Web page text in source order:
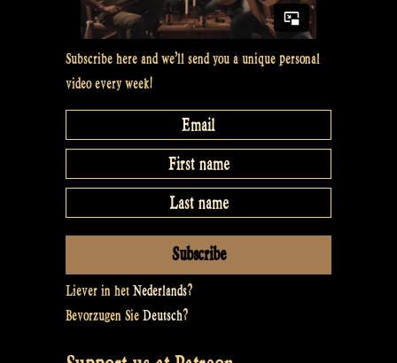
Subscribe here and we’ll send you a unique personal
video every week!
Liever in het Nederlands?
Bevorzugen Sie Deutsch?